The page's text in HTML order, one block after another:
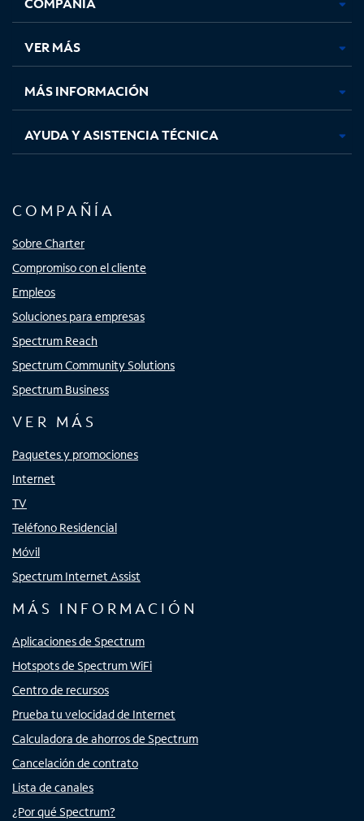
en
pestaña
nueva
en
pestaña
nueva
en
pestaña
nueva
en
nueva
VER MÁS
MÁS INFORMACIÓN
AYUDA Y ASISTENCIA TÉCNICA
COMPAÑÍA
Sobre Charter
Compromiso con el cliente
Empleos
Soluciones para empresas
Spectrum Reach
Spectrum Community Solutions
Spectrum Business
VER MÁS
Paquetes y promociones
Internet
TV
Teléfono Residencial
Móvil
Spectrum Internet Assist
MÁS INFORMACIÓN
Aplicaciones de Spectrum
Hotspots de Spectrum WiFi
Centro de recursos
Prueba tu velocidad de Internet
Calculadora de ahorros de Spectrum
Cancelación de contrato
Lista de canales
¿Por qué Spectrum?